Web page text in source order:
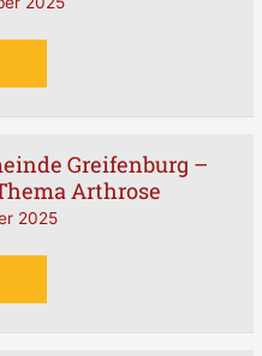
Greifenburg –
Arthrose
2025